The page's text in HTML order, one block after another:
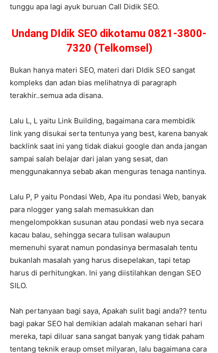
tunggu apa lagi ayuk buruan Call Didik SEO.
Undang DIdik SEO dikotamu 0821-3800-
7320 (Telkomsel)
Bukan hanya materi SEO, materi dari DIdik SEO sangat
kompleks dan adan bias melihatnya di paragraph
terakhir..semua ada disana.
Lalu L, L yaitu Link Building, bagaimana cara membidik
link yang disukai serta tentunya yang best, karena banyak
backlink saat ini yang tidak diakui google dan anda jangan
sampai salah belajar dari jalan yang sesat, dan
menggunakannya sebab akan menguras tenaga nantinya.
Lalu P, P yaitu Pondasi Web, Apa itu pondasi Web, banyak
para nlogger yang salah memasukkan dan
mengelompokkan susunan atau pondasi web nya secara
kacau balau, sehingga secara tulisan walaupun
memenuhi syarat namun pondasinya bermasalah tentu
bukanlah masalah yang harus disepelakan, tapi tetap
harus di perhitungkan. Ini yang diistilahkan dengan SEO
SILO.
Nah pertanyaan bagi saya, Apakah sulit bagi anda?? tentu
bagi pakar SEO hal demikian adalah makanan sehari hari
mereka, tapi diluar sana sangat banyak yang tidak paham
tentang teknik eraup omset milyaran, lalu bagaimana cara